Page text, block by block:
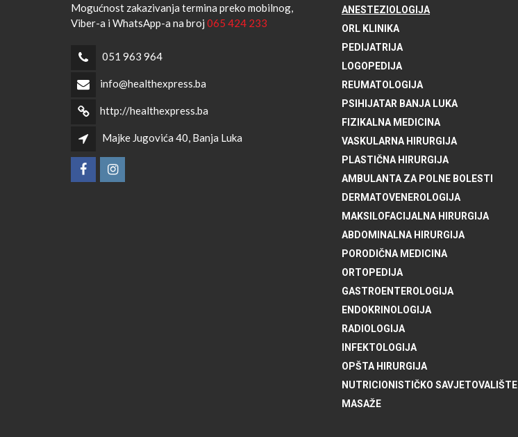
Mogućnost zakazivanja termina preko mobilnog,
Viber-a i WhatsApp-a na broj 065 424 233
051 963 964
info@healthexpress.ba
http://healthexpress.ba
Majke Jugovića 40, Banja Luka
ANESTEZIOLOGIJA
ORL KLINIKA
PEDIJATRIJA
LOGOPEDIJA
REUMATOLOGIJA
PSIHIJATAR BANJA LUKA
FIZIKALNA MEDICINA
VASKULARNA HIRURGIJA
PLASTIČNA HIRURGIJA
AMBULANTA ZA POLNE BOLESTI
DERMATOVENEROLOGIJA
MAKSILOFACIJALNA HIRURGIJA
ABDOMINALNA HIRURGIJA
PORODIČNA MEDICINA
ORTOPEDIJA
GASTROENTEROLOGIJA
ENDOKRINOLOGIJA
RADIOLOGIJA
INFEKTOLOGIJA
OPŠTA HIRURGIJA
NUTRICIONISTIČKO SAVJETOVALIŠTE
MASAŽE